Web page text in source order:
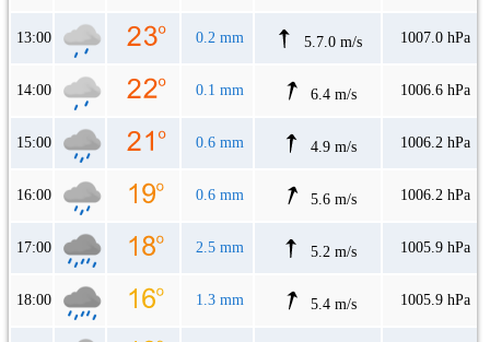
13:00 0.2 mm 5.7.0 m/s 1007.0 hPa
14:00 0.1 mm 6.4 m/s 1006.6 hPa
15:00 0.6 mm 4.9 m/s 1006.2 hPa
16:00 0.6 mm 5.6 m/s 1006.2 hPa
17:00 2.5 mm 5.2 m/s 1005.9 hPa
18:00 1.3 mm 5.4 m/s 1005.9 hPa